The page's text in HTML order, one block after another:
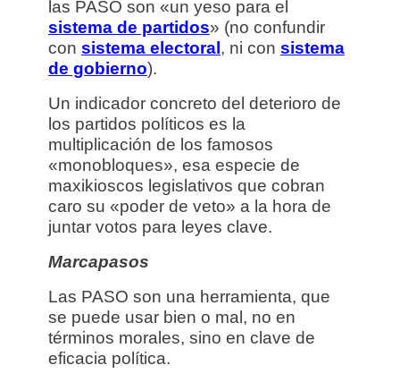
las PASO son «un yeso para el
sistema de partidos» (no confundir
con sistema electoral, ni con sistema
de gobierno).
Un indicador concreto del deterioro de
los partidos políticos es la
multiplicación de los famosos
«monobloques», esa especie de
maxikioscos legislativos que cobran
caro su «poder de veto» a la hora de
juntar votos para leyes clave.
Marcapasos
Las PASO son una herramienta, que
se puede usar bien o mal, no en
términos morales, sino en clave de
eficacia política.